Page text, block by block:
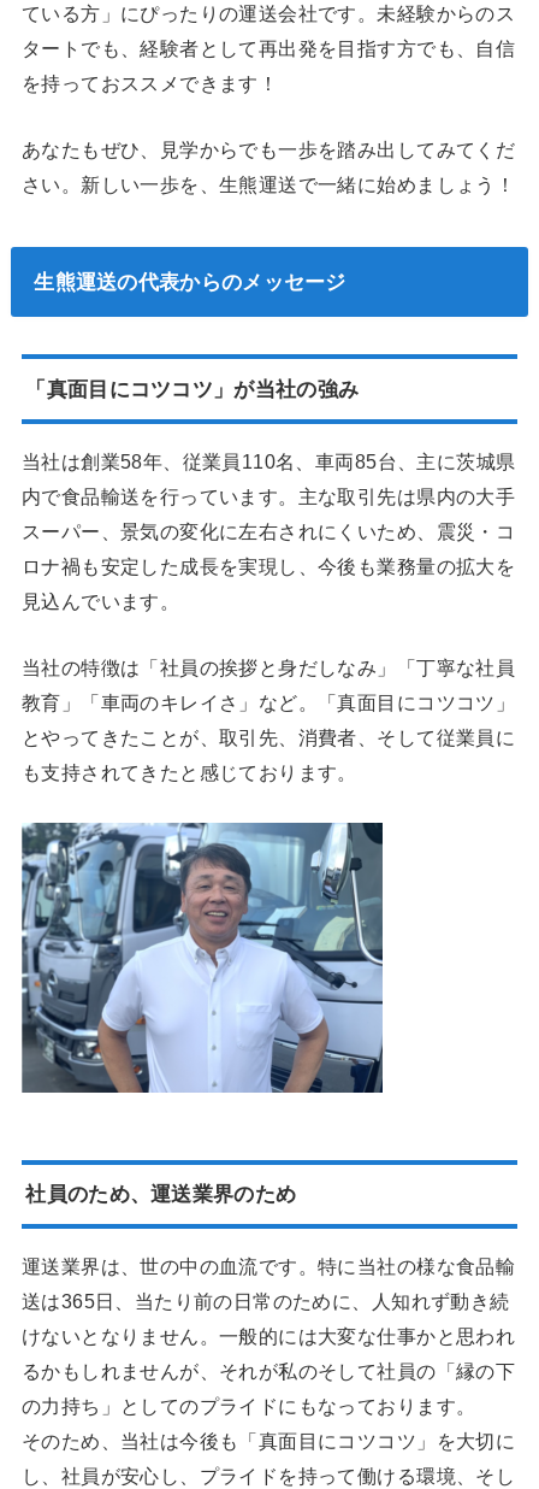
ている方」にぴったりの運送会社です。未経験からのス
タートでも、経験者として再出発を目指す方でも、自信
を持っておススメできます！
あなたもぜひ、見学からでも一歩を踏み出してみてくだ
さい。新しい一歩を、生熊運送で一緒に始めましょう！
生熊運送の代表からのメッセージ
「真面目にコツコツ」が当社の強み
当社は創業58年、従業員110名、車両85台、主に茨城県
内で食品輸送を行っています。主な取引先は県内の大手
スーパー、景気の変化に左右されにくいため、震災・コ
ロナ禍も安定した成長を実現し、今後も業務量の拡大を
見込んでいます。
当社の特徴は「社員の挨拶と身だしなみ」「丁寧な社員
教育」「車両のキレイさ」など。「真面目にコツコツ」
とやってきたことが、取引先、消費者、そして従業員に
も支持されてきたと感じております。
社員のため、運送業界のため
運送業界は、世の中の血流です。特に当社の様な食品輸
送は365日、当たり前の日常のために、人知れず動き続
けないとなりません。一般的には大変な仕事かと思われ
るかもしれませんが、それが私のそして社員の「縁の下
の力持ち」としてのプライドにもなっております。
そのため、当社は今後も「真面目にコツコツ」を大切に
し、社員が安心し、プライドを持って働ける環境、そし